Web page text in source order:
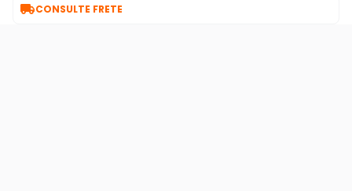
CONSULTE FRETE